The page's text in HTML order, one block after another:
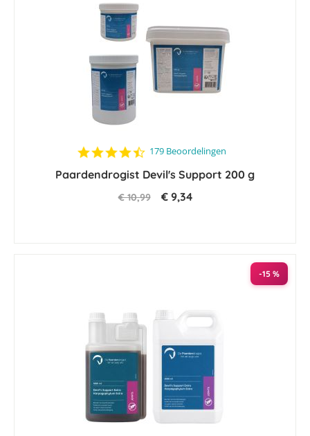
4.4
rating
179 Beoordelingen
Paardendrogist Devil's Support 200 g
€ 10,99 € 9,34
-15 %